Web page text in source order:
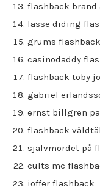
flashback brand
lasse diding
grums flashback
casinodaddy
flashback toby
gabriel
ernst billgren
flashback
självmordet på
cults mc
ioffer flashback